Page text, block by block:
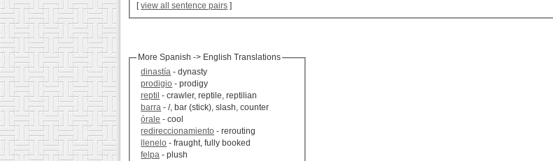
[view all sentence pairs ]
More Spanish -> English Translations
dinastía - dynasty
prodigio - prodigy
reptil - crawler, reptile, reptilian
barra - /, bar (stick), slash, counter
órale - cool
redireccionamiento - rerouting
llenelo - fraught, fully booked
felpa - plush